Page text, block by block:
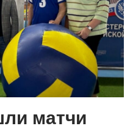
матчи